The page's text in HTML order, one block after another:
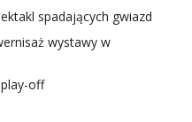
spadających gwiazd
wystawy w
off